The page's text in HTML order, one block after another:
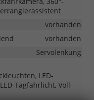
vorhanden
vorhanden
Servolenkung
LED-
Tagfahrlicht, Voll-